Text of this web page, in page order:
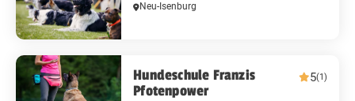
Neu-Isenburg
Hundeschule Franzis
Pfotenpower
5(1)